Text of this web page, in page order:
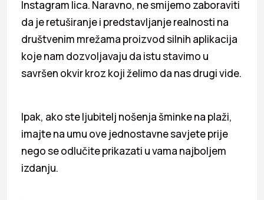
Instagram lica. Naravno, ne smijemo zaboraviti
da je retuširanje i predstavljanje realnosti na
društvenim mrežama proizvod silnih aplikacija
koje nam dozvoljavaju da istu stavimo u
savršen okvir kroz koji želimo da nas drugi vide.
Ipak, ako ste ljubitelj nošenja šminke na plaži,
imajte na umu ove jednostavne savjete prije
nego se odlučite prikazati u vama najboljem
izdanju.